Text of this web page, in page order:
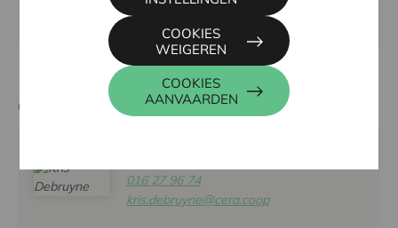
https://www.altknalt.be
Contactpersoon
016 27 96 74
kris.debruyne@cera.coop
COOKIES
AANVAARDEN
COOKIES
WEIGEREN